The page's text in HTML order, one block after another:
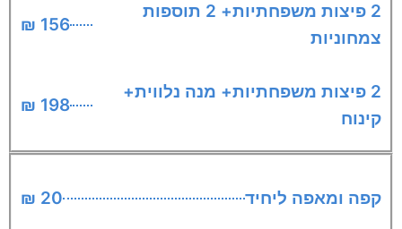
2 פיצות משפחתיות+ 2 תוספות
צמחוניות
156 ₪
2 פיצות משפחתיות+ מנה נלווית+
קינוח
198 ₪
קפה ומאפה ליחיד 20 ₪